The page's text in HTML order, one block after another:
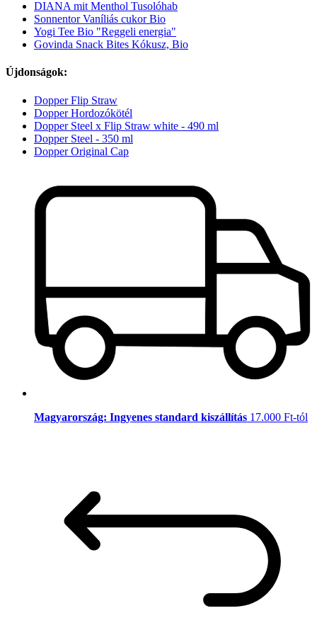
DIANA mit Menthol Tusolóhab
Sonnentor Vaníliás cukor Bio
Yogi Tee Bio "Reggeli energia"
Govinda Snack Bites Kókusz, Bio
Újdonságok:
Dopper Flip Straw
Dopper Hordozókötél
Dopper Steel x Flip Straw white - 490 ml
Dopper Steel - 350 ml
Dopper Original Cap
Magyarország: Ingyenes standard kiszállítás 17.000 Ft-tól